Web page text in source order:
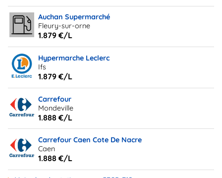
Auchan Supermarché
Fleury-sur-orne
1.879 €/L
Hypermarche Leclerc
Ifs
1.879 €/L
Carrefour
Mondeville
1.888 €/L
Carrefour Caen Cote De Nacre
Caen
1.888 €/L